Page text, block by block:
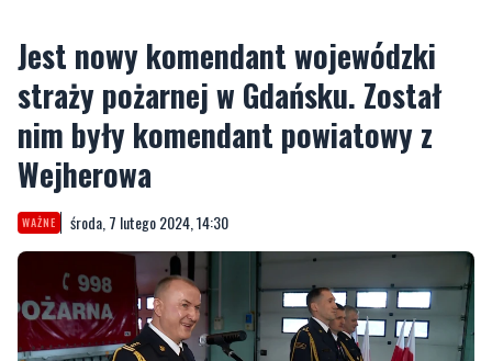
nim były komendant powiatowy z
Wejherowa
WAŻNE środa, 7 lutego 2024, 14:30